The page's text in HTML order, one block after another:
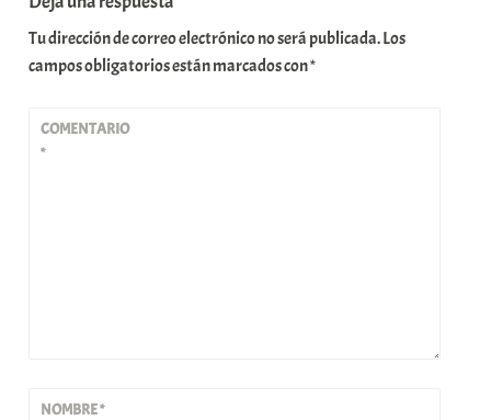
Tu dirección de correo electrónico no será publicada.Los
campos obligatorios están marcados con*
COMENTARIO
*
NOMBRE*